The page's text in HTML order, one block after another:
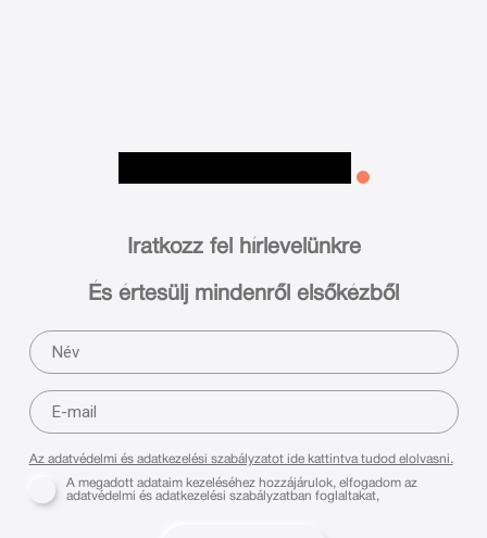
Iratkozz fel hírlevelünkre
És értesülj mindenről elsőkézből
Az adatvédelmi és adatkezelési szabályzatot ide kattintva tudod elolvasni.
A megadott adataim kezeléséhez hozzájárulok, elfogadom az
adatvédelmi és adatkezelési szabályzatban foglaltakat,